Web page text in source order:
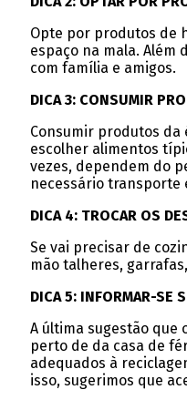
Opte por produtos de
espaço na mala. Além
com família e amigos.
DICA 3: CONSUMIR
Consumir produtos
escolher alimentos
vezes, dependem do
necessário transporte
DICA 4: TROCAR OS
Se vai precisar de
mão talheres,
DICA 5: INFORMAR-SE
A última sugestão
perto de da casa de
adequados à
isso, sugerimos que